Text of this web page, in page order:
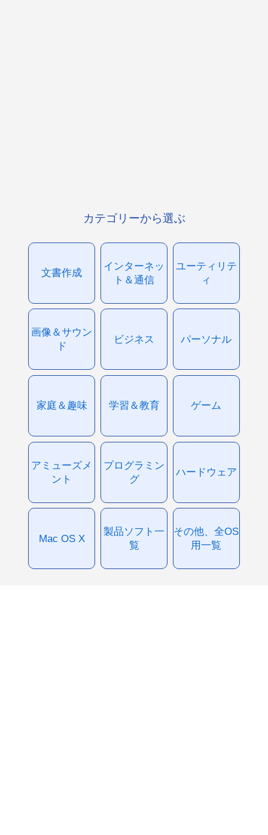
カテゴリーから選ぶ
文書作成
インターネッ
ト＆通信
ユーティリテ
ィ
画像＆サウン
ド
ビジネス パーソナル
家庭＆趣味 学習＆教育 ゲーム
アミューズメ
ント
プログラミン
グ
ハードウェア
Mac OS X
製品ソフト一
覧
その他、全OS
用一覧